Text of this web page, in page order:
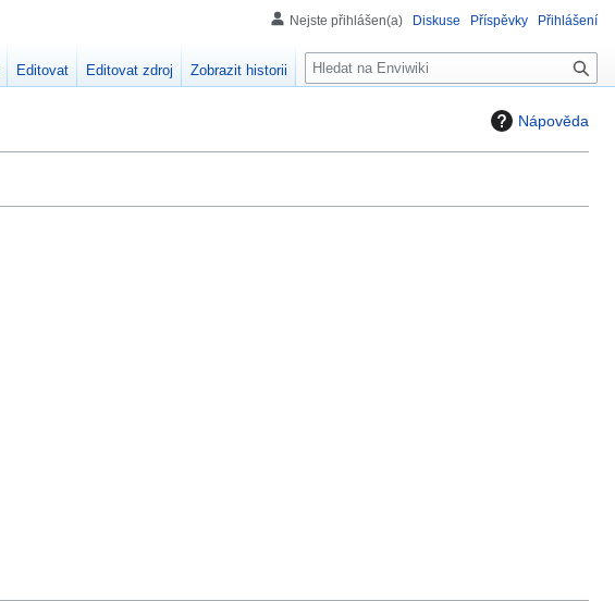
Nápověda
Nejste přihlášen(a) Diskuse Příspěvky Přihlášení
Editovat Editovat zdroj Zobrazit historii
H
l
á
í